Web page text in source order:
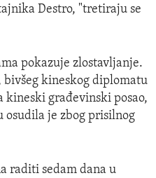
Destro, "tretiraju se
pokazuje zlostavljanje.
bivšeg kineskog diplomatu
kineski građevinski posao,
osudila je zbog prisilnog
raditi sedam dana u